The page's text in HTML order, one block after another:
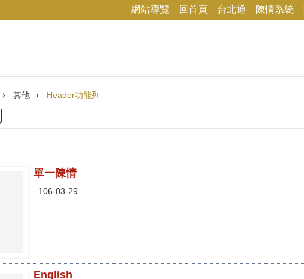
網站導覽 回首頁 台北通 陳情系統
其他 Header功能列
單一陳情
106-03-29
English